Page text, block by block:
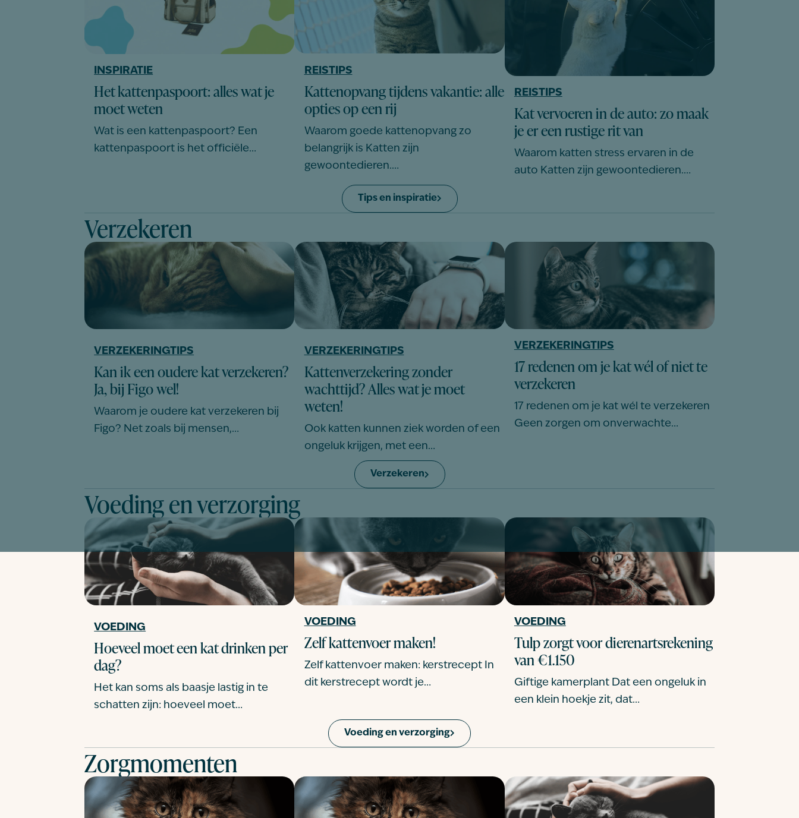
INSPIRATIE
Het kattenpaspoort: alles wat je
moet weten
Wat is een kattenpaspoort? Een
kattenpaspoort is het officiële…
REISTIPS
Kattenopvang tijdens vakantie: alle
opties op een rij
Waarom goede kattenopvang zo
belangrijk is Katten zijn
gewoontedieren.…
REISTIPS
Kat vervoeren in de auto: zo maak
je er een rustige rit van
Waarom katten stress ervaren in de
auto Katten zijn gewoontedieren.…
Tips en inspiratie
Verzekeren
VERZEKERINGTIPS
Kan ik een oudere kat verzekeren?
Ja, bij Figo wel!
Waarom je oudere kat verzekeren bij
Figo? Net zoals bij mensen,…
VERZEKERINGTIPS
Kattenverzekering zonder
wachttijd? Alles wat je moet
weten!
Ook katten kunnen ziek worden of een
ongeluk krijgen, met een…
VERZEKERINGTIPS
17 redenen om je kat wél of niet te
verzekeren
17 redenen om je kat wél te verzekeren
Geen zorgen om onverwachte…
Verzekeren
Voeding en verzorging
VOEDING
Hoeveel moet een kat drinken per
dag?
Het kan soms als baasje lastig in te
schatten zijn: hoeveel moet…
VOEDING
Zelf kattenvoer maken!
Zelf kattenvoer maken: kerstrecept In
dit kerstrecept wordt je…
VOEDING
Tulp zorgt voor dierenartsrekening
van €1.150
Giftige kamerplant Dat een ongeluk in
een klein hoekje zit, dat…
Voeding en verzorging
Zorgmomenten